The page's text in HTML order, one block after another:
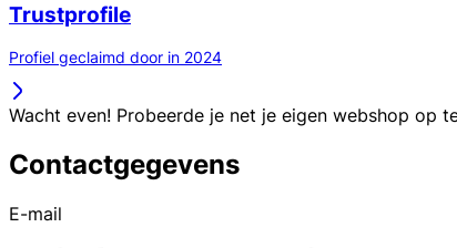
Trustprofile
Profiel geclaimd door in 2024
Wacht even! Probeerde je net je eigen webshop op
Contactgegevens
E-mail